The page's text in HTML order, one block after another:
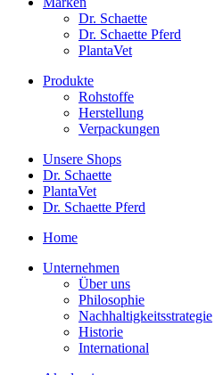
Dr. Schaette
Dr. Schaette Pferd
PlantaVet
Produkte
Rohstoffe
Herstellung
Verpackungen
Unsere Shops
Dr. Schaette
PlantaVet
Dr. Schaette Pferd
Home
Unternehmen
Über uns
Philosophie
Nachhaltigkeitsstrategie
Historie
International